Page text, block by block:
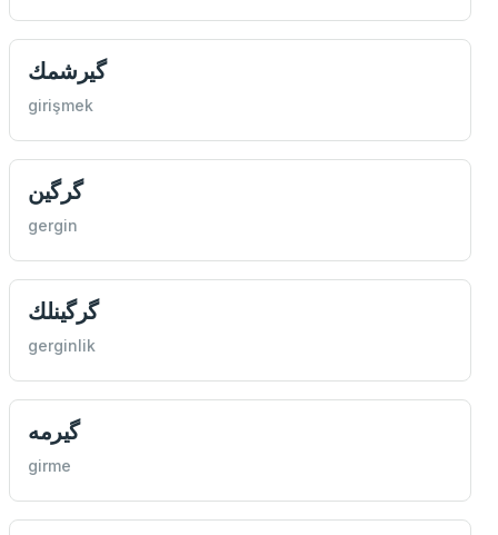
گیرشمك
girişmek
گرگين
gergin
گرگینلك
gerginlik
گیرمه
girme